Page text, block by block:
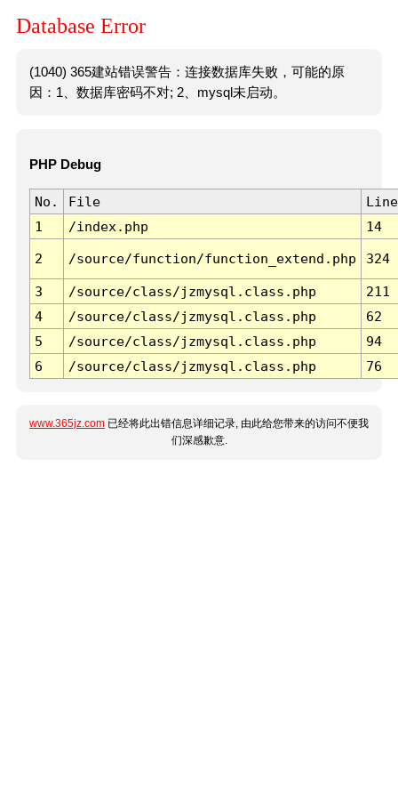
Database Error
(1040) 365建站错误警告：连接数据库失败，可能的原
因：1、数据库密码不对; 2、mysql未启动。
PHP Debug
No. File
Line
1
/index.php 14
2 /source/function/function_extend.php 324
3 /source/class/jzmysql.class.php
211
4
/source/class/jzmysql.class.php
62
5
/source/class/jzmysql.class.php
94
6
/source/class/jzmysql.class.php 76
www.365jz.com 已经将此出错信息详细记录, 由此给您带来的访问不便我
们深感歉意.